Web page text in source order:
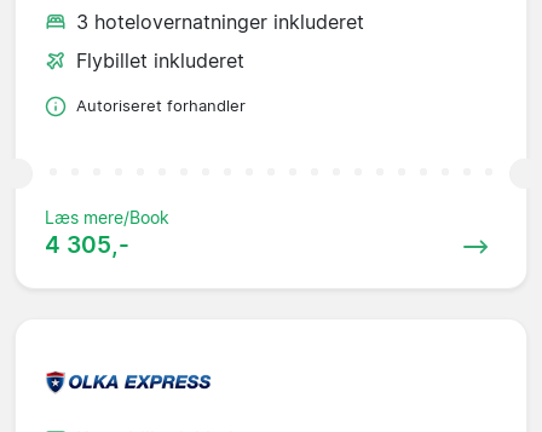
3 hotelovernatninger inkluderet
Flybillet inkluderet
Autoriseret forhandler
Læs mere/Book
4 305,-